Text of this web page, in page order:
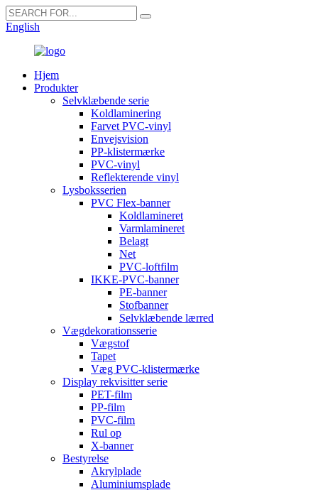
English
Hjem
Produkter
Selvklæbende serie
Koldlaminering
Farvet PVC-vinyl
Envejsvision
PP-klistermærke
PVC-vinyl
Reflekterende vinyl
Lysboksserien
PVC Flex-banner
Koldlamineret
Varmlamineret
Belagt
Net
PVC-loftfilm
IKKE-PVC-banner
PE-banner
Stofbanner
Selvklæbende lærred
Vægdekorationsserie
Vægstof
Tapet
Væg PVC-klistermærke
Display rekvisitter serie
PET-film
PP-film
PVC-film
Rul op
X-banner
Bestyrelse
Akrylplade
Aluminiumsplade